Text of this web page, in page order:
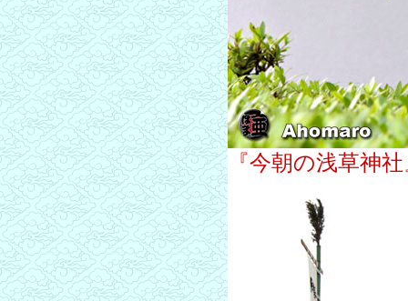
『今朝の浅草神社